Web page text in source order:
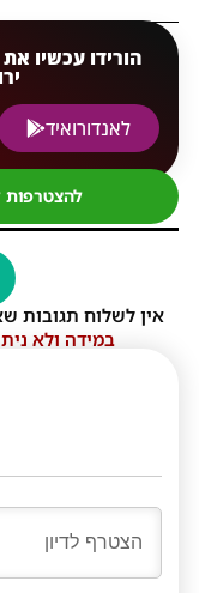
הורידו עכשיו
לאנדורואיד
להצטרפות
אין לשלוח תגובות
במידה ולא